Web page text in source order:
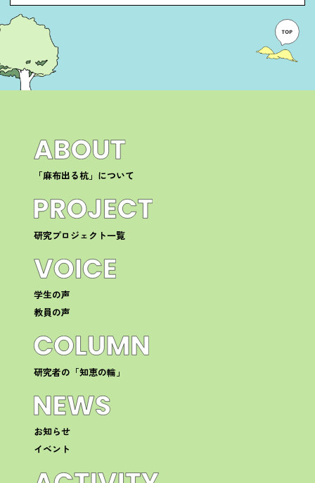
「麻布出る杭」について
研究プロジェクト一覧
学生の声
教員の声
研究者の「知恵の輪」
お知らせ
イベント